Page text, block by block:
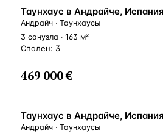
ВНЖ
Таунхаус в Андрайче,
Андрайч · Таунхаусы
3 санузла · 163 м²
Спален: 3
469 000 €
ВНЖ
Таунхаус в Андрайче,
Андрайч · Таунхаусы